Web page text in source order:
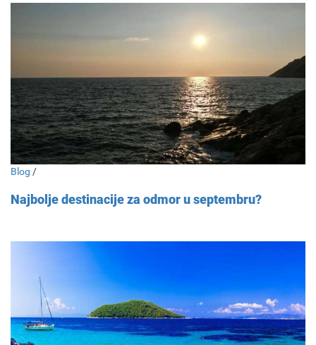
Blog /
Najbolje destinacije za odmor u septembru?